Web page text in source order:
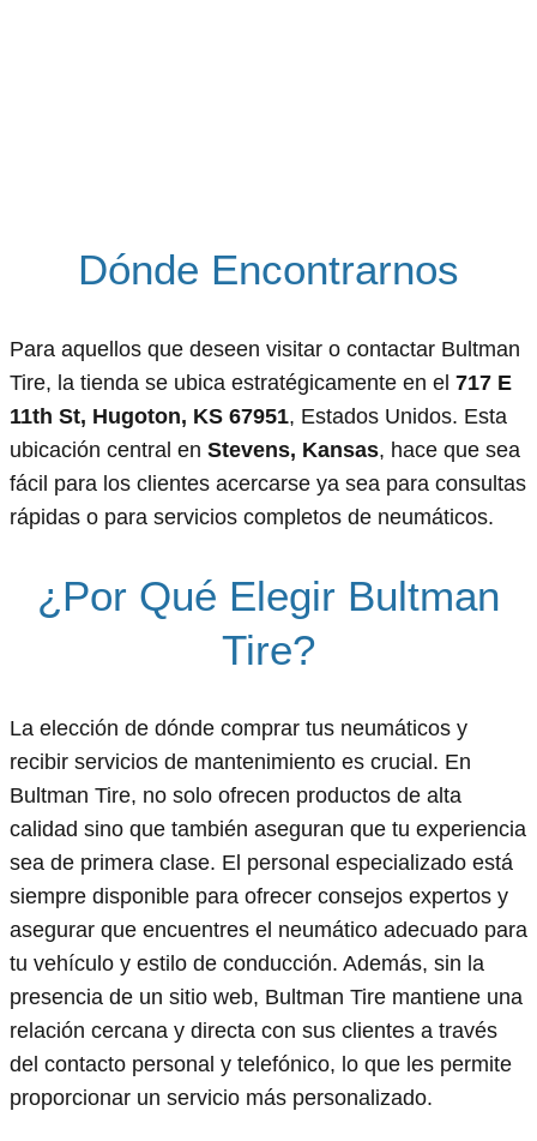
Dónde Encontrarnos
Para aquellos que deseen visitar o contactar Bultman
Tire, la tienda se ubica estratégicamente en el 717 E
11th St, Hugoton, KS 67951, Estados Unidos. Esta
ubicación central en Stevens, Kansas, hace que sea
fácil para los clientes acercarse ya sea para consultas
rápidas o para servicios completos de neumáticos.
¿Por Qué Elegir Bultman
Tire?
La elección de dónde comprar tus neumáticos y
recibir servicios de mantenimiento es crucial. En
Bultman Tire, no solo ofrecen productos de alta
calidad sino que también aseguran que tu experiencia
sea de primera clase. El personal especializado está
siempre disponible para ofrecer consejos expertos y
asegurar que encuentres el neumático adecuado para
tu vehículo y estilo de conducción. Además, sin la
presencia de un sitio web, Bultman Tire mantiene una
relación cercana y directa con sus clientes a través
del contacto personal y telefónico, lo que les permite
proporcionar un servicio más personalizado.